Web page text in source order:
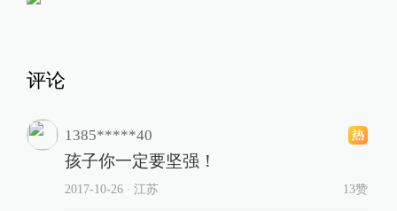
评论
1385*****40
孩子你一定要坚强！
2017-10-26∙ 江苏 13赞